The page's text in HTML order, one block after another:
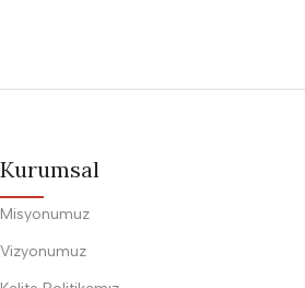
Kurumsal
Misyonumuz
Vizyonumuz